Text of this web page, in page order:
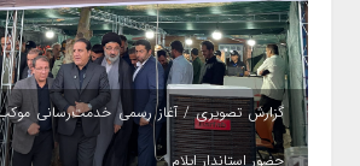
گزارش تصویری / آغاز رسمی خدمت‌رسانی موکب
حضور استاندار ایلام